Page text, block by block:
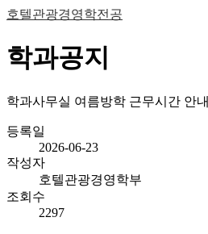
호텔관광경영학전공
학과공지
학과사무실 여름방학 근무시간 안내
등록일
2026-06-23
작성자
호텔관광경영학부
조회수
2297